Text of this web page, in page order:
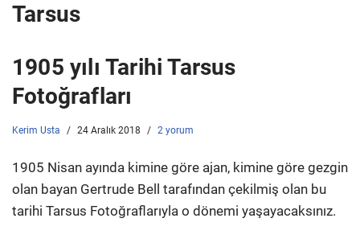
Tarsus
1905 yılı Tarihi Tarsus
Fotoğrafları
Kerim Usta 24 Aralık 2018 2 yorum
1905 Nisan ayında kimine göre ajan, kimine göre gezgin
olan bayan Gertrude Bell tarafından çekilmiş olan bu
tarihi Tarsus Fotoğraflarıyla o dönemi yaşayacaksınız.